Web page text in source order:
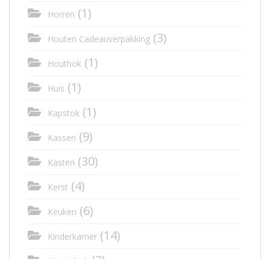
Horren (1)
Houten Cadeauverpakking (3)
Houthok (1)
Huis (1)
Kapstok (1)
Kassen (9)
Kasten (30)
Kerst (4)
Keuken (6)
Kinderkamer (14)